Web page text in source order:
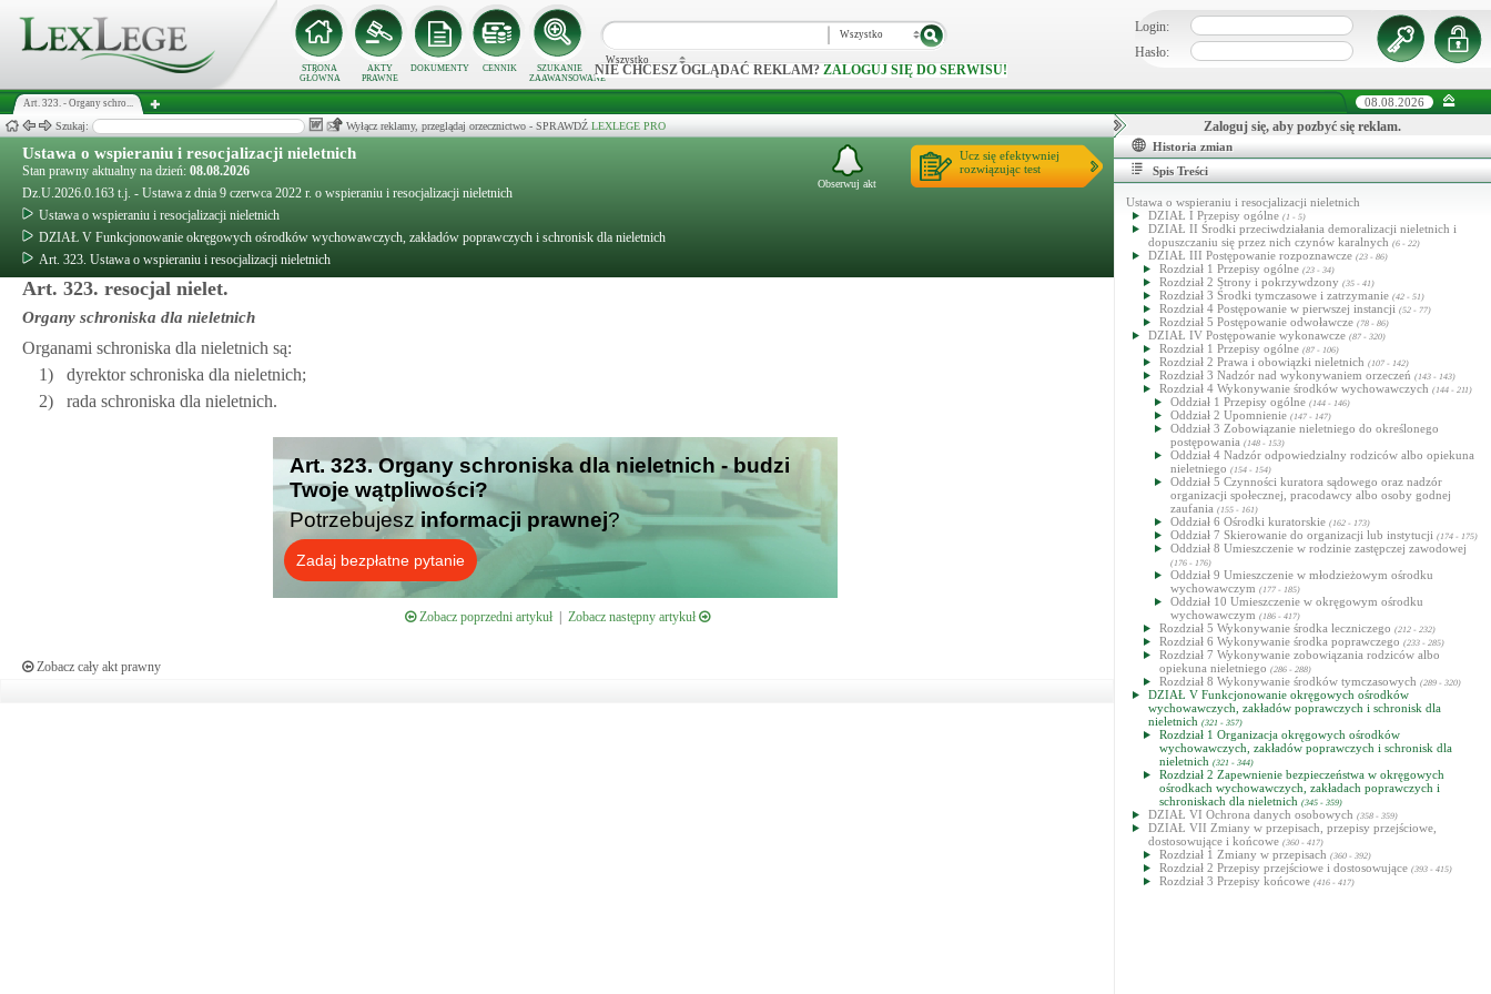
STRONA
GŁÓWNA
AKTY
PRAWNE
DOKUMENTY CENNIK
SZUKANIE
ZAAWANSOWANE
Wszystko
Wszystko
NIE CHCESZ OGLĄDAĆ REKLAM? ZALOGUJ SIĘ DO SERWISU!
Login:
Hasło:
Art. 323. - Organy schro... 08.08.2026
Szukaj: Wyłącz reklamy, przeglądaj orzecznictwo - SPRAWDŹ LEXLEGE PRO
Ustawa o wspieraniu i resocjalizacji nieletnich
Stan prawny aktualny na dzień: 08.08.2026
Dz.U.2026.0.163 t.j. - Ustawa z dnia 9 czerwca 2022 r. o wspieraniu i resocjalizacji nieletnich
Ustawa o wspieraniu i resocjalizacji nieletnich
DZIAŁ V Funkcjonowanie okręgowych ośrodków wychowawczych, zakładów poprawczych i schronisk dla nieletnich
Art. 323. Ustawa o wspieraniu i resocjalizacji nieletnich
Ucz się efektywniej
rozwiązując test
Obserwuj akt
Art. 323. resocjal nielet.
Organy schroniska dla nieletnich
Organami schroniska dla nieletnich są:
1)
dyrektor schroniska dla nieletnich;
2)
rada schroniska dla nieletnich.
Art. 323. Organy schroniska dla nieletnich - budzi
Twoje wątpliwości?
Potrzebujesz informacji prawnej?
Zadaj bezpłatne pytanie
Zobacz poprzedni artykuł| Zobacz następny artykuł
Zobacz cały akt prawny
Zaloguj się, aby pozbyć się reklam.
Historia zmian
Spis Treści
Ustawa o wspieraniu i resocjalizacji nieletnich
DZIAŁ I Przepisy ogólne (1 - 5)
DZIAŁ II Środki przeciwdziałania demoralizacji nieletnich i
dopuszczaniu się przez nich czynów karalnych (6 - 22)
DZIAŁ III Postępowanie rozpoznawcze (23 - 86)
Rozdział 1 Przepisy ogólne (23 - 34)
Rozdział 2 Strony i pokrzywdzony (35 - 41)
Rozdział 3 Środki tymczasowe i zatrzymanie (42 - 51)
Rozdział 4 Postępowanie w pierwszej instancji (52 - 77)
Rozdział 5 Postępowanie odwoławcze (78 - 86)
DZIAŁ IV Postępowanie wykonawcze (87 - 320)
Rozdział 1 Przepisy ogólne (87 - 106)
Rozdział 2 Prawa i obowiązki nieletnich (107 - 142)
Rozdział 3 Nadzór nad wykonywaniem orzeczeń (143 - 143)
Rozdział 4 Wykonywanie środków wychowawczych (144 - 211)
Oddział 1 Przepisy ogólne (144 - 146)
Oddział 2 Upomnienie (147 - 147)
Oddział 3 Zobowiązanie nieletniego do określonego
postępowania (148 - 153)
Oddział 4 Nadzór odpowiedzialny rodziców albo opiekuna
nieletniego (154 - 154)
Oddział 5 Czynności kuratora sądowego oraz nadzór
organizacji społecznej, pracodawcy albo osoby godnej
zaufania (155 - 161)
Oddział 6 Ośrodki kuratorskie (162 - 173)
Oddział 7 Skierowanie do organizacji lub instytucji (174 - 175)
Oddział 8 Umieszczenie w rodzinie zastępczej zawodowej
(176 - 176)
Oddział 9 Umieszczenie w młodzieżowym ośrodku
wychowawczym (177 - 185)
Oddział 10 Umieszczenie w okręgowym ośrodku
wychowawczym (186 - 417)
Rozdział 5 Wykonywanie środka leczniczego (212 - 232)
Rozdział 6 Wykonywanie środka poprawczego (233 - 285)
Rozdział 7 Wykonywanie zobowiązania rodziców albo
opiekuna nieletniego (286 - 288)
Rozdział 8 Wykonywanie środków tymczasowych (289 - 320)
DZIAŁ V Funkcjonowanie okręgowych ośrodków
wychowawczych, zakładów poprawczych i schronisk dla
nieletnich (321 - 357)
Rozdział 1 Organizacja okręgowych ośrodków
wychowawczych, zakładów poprawczych i schronisk dla
nieletnich (321 - 344)
Rozdział 2 Zapewnienie bezpieczeństwa w okręgowych
ośrodkach wychowawczych, zakładach poprawczych i
schroniskach dla nieletnich (345 - 359)
DZIAŁ VI Ochrona danych osobowych (358 - 359)
DZIAŁ VII Zmiany w przepisach, przepisy przejściowe,
dostosowujące i końcowe (360 - 417)
Rozdział 1 Zmiany w przepisach (360 - 392)
Rozdział 2 Przepisy przejściowe i dostosowujące (393 - 415)
Rozdział 3 Przepisy końcowe (416 - 417)